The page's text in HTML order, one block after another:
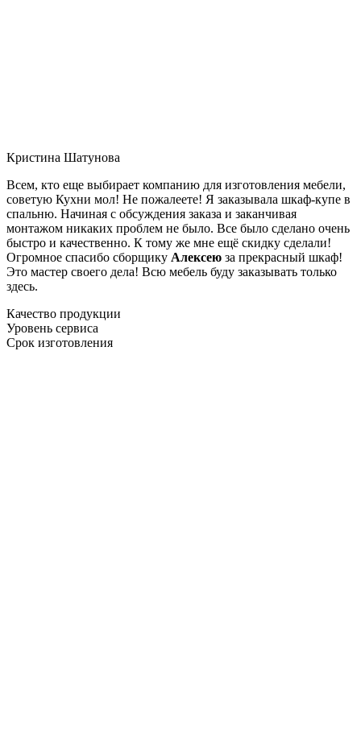
Кристина Шатунова
Всем, кто еще выбирает компанию для изготовления мебели,
советую Кухни мол! Не пожалеете! Я заказывала шкаф-купе в
спальню. Начиная с обсуждения заказа и заканчивая
монтажом никаких проблем не было. Все было сделано очень
быстро и качественно. К тому же мне ещё скидку сделали!
Огромное спасибо сборщику Алексею за прекрасный шкаф!
Это мастер своего дела! Всю мебель буду заказывать только
здесь.
Качество продукции
Уровень сервиса
Срок изготовления